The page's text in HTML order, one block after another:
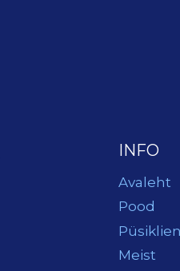
INFO
Avaleht
Pood
Meist